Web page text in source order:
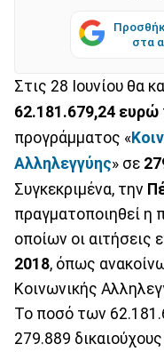
στα
Στις 28 Ιουνίου θα
62.181.679,24 ευρώ
προγράμματος «
Αλληλεγγύης» σε
Συγκεκριμένα, την
πραγματοποιηθεί η
οποίων οι αιτήσεις
2018, όπως
Κοινωνικής
Το ποσό των
279.889